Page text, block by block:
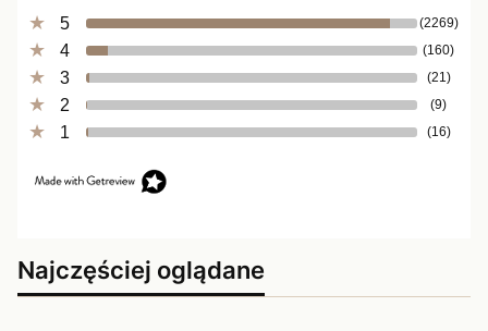
5
(2269)
4 (160)
3 (21)
2 (9)
1 (16)
Najczęściej oglądane